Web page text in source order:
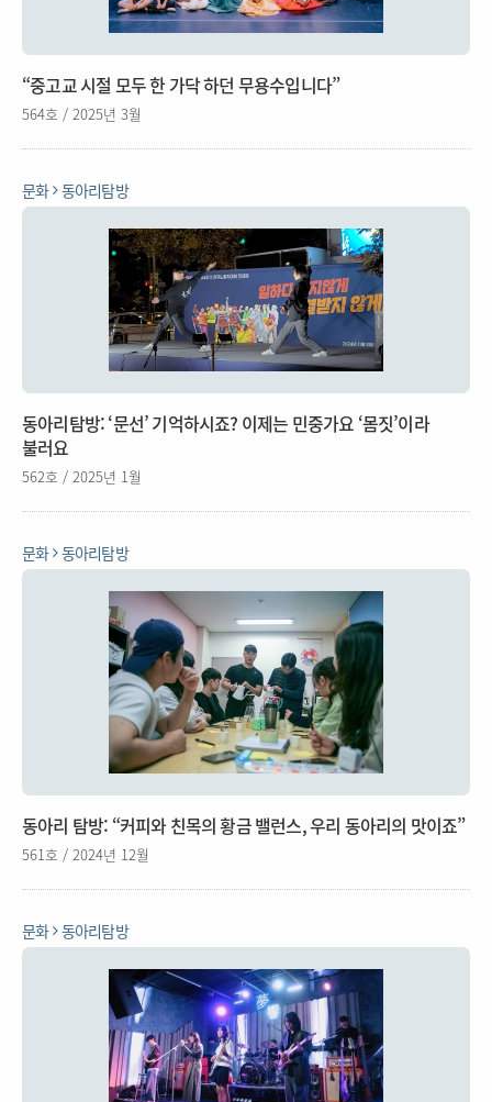
“중고교 시절 모두 한 가닥 하던 무용수입니다”
564호 / 2025년 3월
문화 동아리탐방
동아리탐방: ‘문선’ 기억하시죠? 이제는 민중가요 ‘몸짓’이라
불러요
562호 / 2025년 1월
문화 동아리탐방
동아리 탐방: “커피와 친목의 황금 밸런스, 우리 동아리의 맛이죠”
561호 / 2024년 12월
문화 동아리탐방